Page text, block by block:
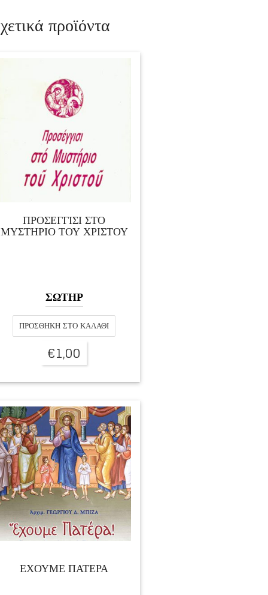
προϊόντα
ΠΡΟΣΕΓΓΙΣΙ ΣΤΟ
ΜΥΣΤΗΡΙΟ ΤΟΥ ΧΡΙΣΤΟΥ
ΣΩΤΗΡ
ΠΡΟΣΘΉΚΗ ΣΤΟ ΚΑΛΆΘΙ
€1,00
ΕΧΟΥΜΕ ΠΑΤΕΡΑ